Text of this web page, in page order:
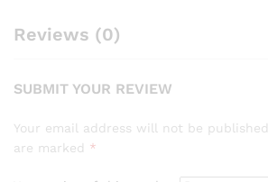
Reviews (0)
SUBMIT YOUR REVIEW
Your email address will not be published.
are marked *